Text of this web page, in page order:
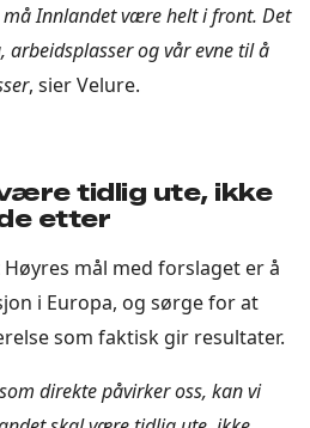
Innlandet være helt i front. Det
og vår evne til å
, sier Velure.
tidlig ute, ikke
etter
mål med forslaget er å
i Europa, og sørge for at
som faktisk gir resultater.
direkte påvirker oss, kan vi